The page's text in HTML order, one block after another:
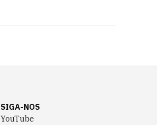
SIGA-NOS
YouTube